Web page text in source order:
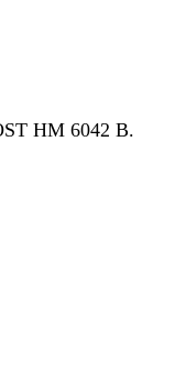
HM 6042 B.